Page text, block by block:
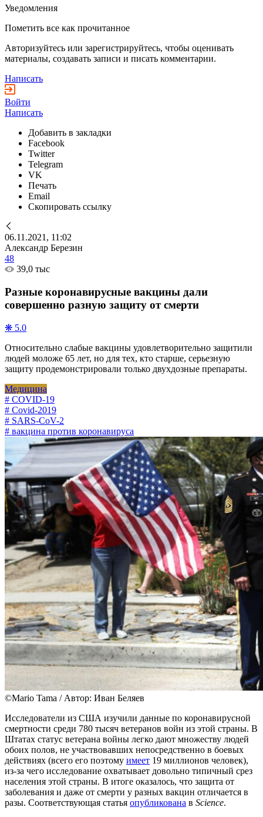
Уведомления
Пометить все как прочитанное
Авторизуйтесь или зарегистрируйтесь, чтобы оценивать
материалы, создавать записи и писать комментарии.
Написать
Войти
Написать
Добавить в закладки
Facebook
Twitter
Telegram
VK
Печать
Email
Скопировать ссылку
06.11.2021, 11:02
Александр Березин
48
39,0 тыс
Разные коронавирусные вакцины дали
совершенно разную защиту от смерти
❋ 5.0
Относительно слабые вакцины удовлетворительно защитили
людей моложе 65 лет, но для тех, кто старше, серьезную
защиту продемонстрировали только двухдозные препараты.
Медицина
# COVID-19
# Covid-2019
# SARS-CoV-2
# вакцина против коронавируса
©Mario Tama / Автор: Иван Беляев
Исследователи из США изучили данные по коронавирусной
смертности среди 780 тысяч ветеранов войн из этой страны. В
Штатах статус ветерана войны легко дают множеству людей
обоих полов, не участвовавших непосредственно в боевых
действиях (всего его поэтому имеет 19 миллионов человек),
из-за чего исследование охватывает довольно типичный срез
населения этой страны. В итоге оказалось, что защита от
заболевания и даже от смерти у разных вакцин отличается в
разы. Соответствующая статья опубликована в Science.